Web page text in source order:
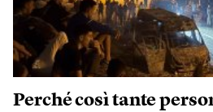
Perché così tante